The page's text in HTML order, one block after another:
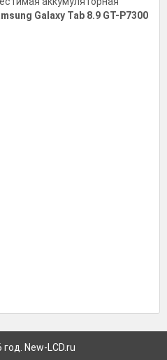
Galaxy Tab 8.9 GT-P7300
New-LCD.ru